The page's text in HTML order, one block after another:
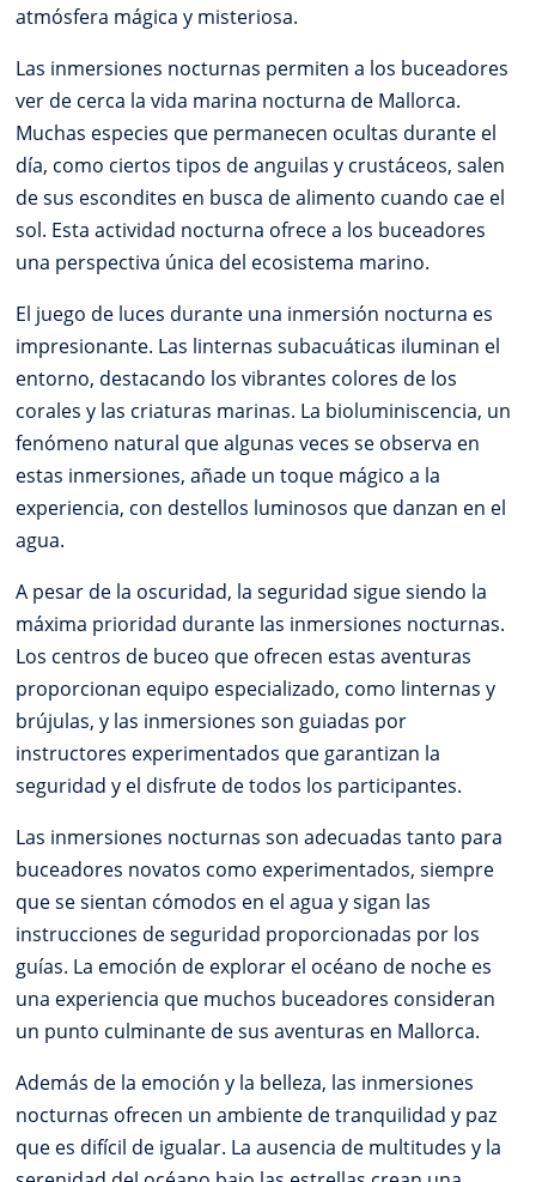
atmósfera mágica y misteriosa.
Las inmersiones nocturnas permiten a los buceadores
ver de cerca la vida marina nocturna de Mallorca.
Muchas especies que permanecen ocultas durante el
día, como ciertos tipos de anguilas y crustáceos, salen
de sus escondites en busca de alimento cuando cae el
sol. Esta actividad nocturna ofrece a los buceadores
una perspectiva única del ecosistema marino.
El juego de luces durante una inmersión nocturna es
impresionante. Las linternas subacuáticas iluminan el
entorno, destacando los vibrantes colores de los
corales y las criaturas marinas. La bioluminiscencia, un
fenómeno natural que algunas veces se observa en
estas inmersiones, añade un toque mágico a la
experiencia, con destellos luminosos que danzan en el
agua.
A pesar de la oscuridad, la seguridad sigue siendo la
máxima prioridad durante las inmersiones nocturnas.
Los centros de buceo que ofrecen estas aventuras
proporcionan equipo especializado, como linternas y
brújulas, y las inmersiones son guiadas por
instructores experimentados que garantizan la
seguridad y el disfrute de todos los participantes.
Las inmersiones nocturnas son adecuadas tanto para
buceadores novatos como experimentados, siempre
que se sientan cómodos en el agua y sigan las
instrucciones de seguridad proporcionadas por los
guías. La emoción de explorar el océano de noche es
una experiencia que muchos buceadores consideran
un punto culminante de sus aventuras en Mallorca.
Además de la emoción y la belleza, las inmersiones
nocturnas ofrecen un ambiente de tranquilidad y paz
que es difícil de igualar. La ausencia de multitudes y la